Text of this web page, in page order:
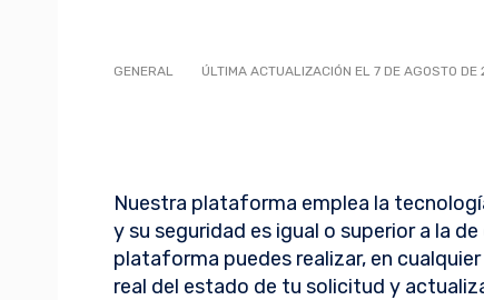
GENERAL ÚLTIMA ACTUALIZACIÓN EL 7 DE AGOSTO DE
Nuestra plataforma emplea la
y su seguridad es igual o superior a la
plataforma puedes realizar, en
real del estado de tu solicitud y